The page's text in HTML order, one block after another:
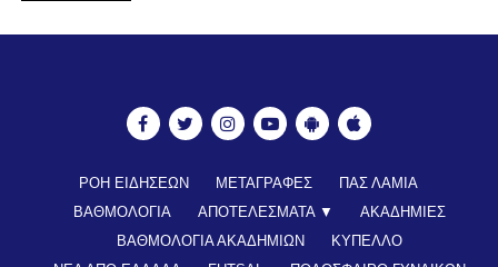
ΡΟΗ ΕΙΔΗΣΕΩΝ ΜΕΤΑΓΡΑΦΕΣ
ΠΑΣ ΛΑΜΙΑ
ΒΑΘΜΟΛΟΓΙΑ
ΑΠΟΤΕΛΕΣΜΑΤΑ ▼
ΑΚΑΔΗΜΙΕΣ
ΒΑΘΜΟΛΟΓΙΑ ΑΚΑΔΗΜΙΩΝ
ΚΥΠΕΛΛΟ